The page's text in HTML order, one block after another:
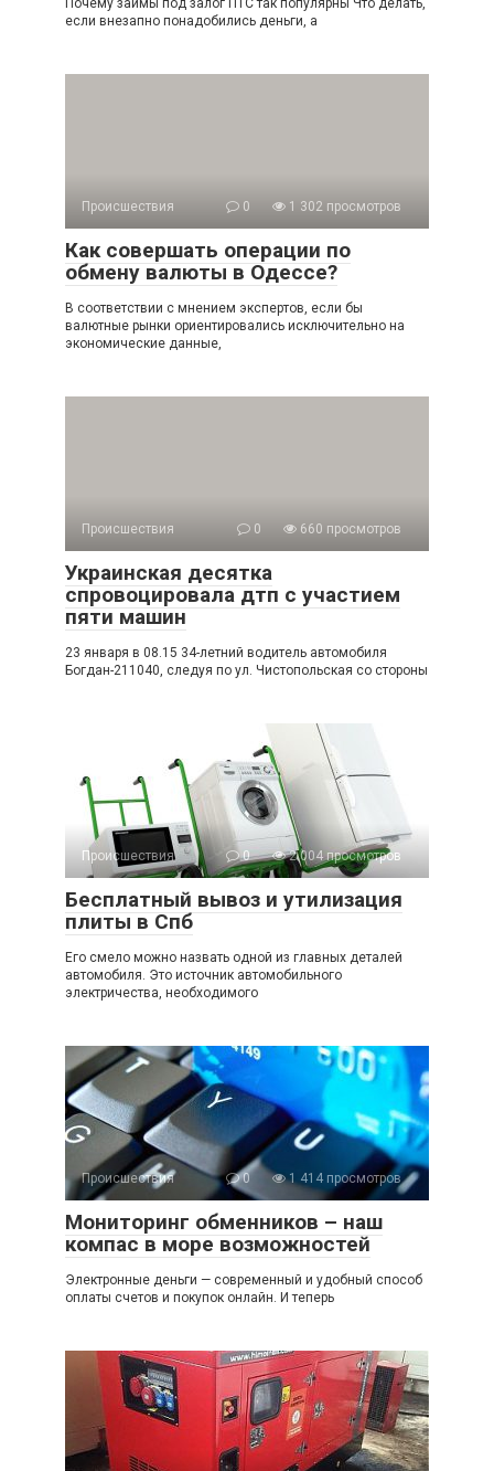
Почему займы под залог ПТС так популярны Что делать,
если внезапно понадобились деньги, а
Происшествия 0 1 302 просмотров
Как совершать операции по
обмену валюты в Одессе?
В соответствии с мнением экспертов, если бы
валютные рынки ориентировались исключительно на
экономические данные,
Происшествия 0 660 просмотров
Украинская десятка
спровоцировала дтп с участием
пяти машин
23 января в 08.15 34-летний водитель автомобиля
Богдан-211040, следуя по ул. Чистопольская со стороны
Происшествия 0 2 004 просмотров
Бесплатный вывоз и утилизация
плиты в Спб
Его смело можно назвать одной из главных деталей
автомобиля. Это источник автомобильного
электричества, необходимого
Происшествия 0 1 414 просмотров
Мониторинг обменников – наш
компас в море возможностей
Электронные деньги — современный и удобный способ
оплаты счетов и покупок онлайн. И теперь